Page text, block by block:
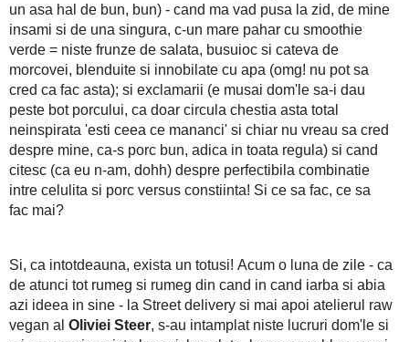
"Numele meu e A.S.S., 'fumez' porc de vreo treijde' de
nici sa n-aud "llooooolll" in
Chestiunea de mai sus mi-o zic adesea in
evident, si judecata mi se topeste sub amprenta lui, intocmai
cuptor - pe numele ei de scena - Carnivora (musai ) - my
ea semne de punctuatie, care vin insotite de niste
'mirarii' (chiar am ajuns sa gandesc/fac eu asta?) strivit de
why not in coada; intrebarii (de ce sa ma tratez, cand 'io la o
un asa hal de bun, bun) - cand ma vad pusa la zid, de
innobilate cu apa (omg! nu pot sa cred ca fac asta); si
porcului, ca doar circula chestia asta total neinspirata 'esti
despre mine, ca-s porc bun, adica in toata regula) si
perfectibila combinatie intre celulita si porc versus constiinta!